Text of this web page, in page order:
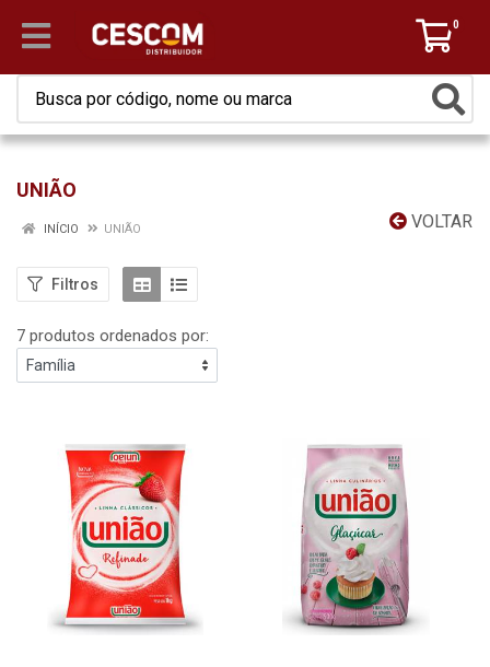
0
UNIÃO
VOLTAR
INÍCIO UNIÃO
Filtros
7 produtos ordenados por: